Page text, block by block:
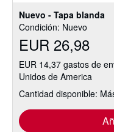
Nuevo - Tapa blanda
Condición: Nuevo
EUR 26,98
EUR 14,37 gastos de
Unidos de America
Cantidad disponible: